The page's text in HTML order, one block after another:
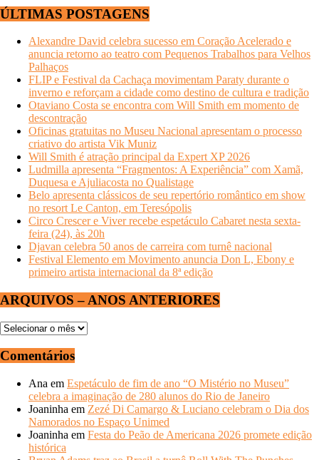
ÚLTIMAS POSTAGENS
Alexandre David celebra sucesso em Coração Acelerado e
anuncia retorno ao teatro com Pequenos Trabalhos para Velhos
Palhaços
FLIP e Festival da Cachaça movimentam Paraty durante o
inverno e reforçam a cidade como destino de cultura e tradição
Otaviano Costa se encontra com Will Smith em momento de
descontração
Oficinas gratuitas no Museu Nacional apresentam o processo
criativo do artista Vik Muniz
Will Smith é atração principal da Expert XP 2026
Ludmilla apresenta “Fragmentos: A Experiência” com Xamã,
Duquesa e Ajuliacosta no Qualistage
Belo apresenta clássicos de seu repertório romântico em show
no resort Le Canton, em Teresópolis
Circo Crescer e Viver recebe espetáculo Cabaret nesta sexta-
feira (24), às 20h
Djavan celebra 50 anos de carreira com turnê nacional
Festival Elemento em Movimento anuncia Don L, Ebony e
primeiro artista internacional da 8ª edição
ARQUIVOS – ANOS ANTERIORES
ARQUIVOS
ANOS
ANTERIORES
Comentários
Ana em Espetáculo de fim de ano “O Mistério no Museu”
celebra a imaginação de 280 alunos do Rio de Janeiro
Joaninha em Zezé Di Camargo & Luciano celebram o Dia dos
Namorados no Espaço Unimed
Joaninha em Festa do Peão de Americana 2026 promete edição
histórica